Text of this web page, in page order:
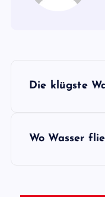
Die klügste
Wo Wasser